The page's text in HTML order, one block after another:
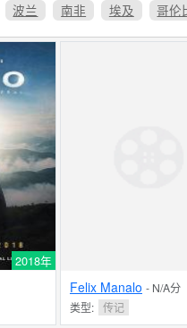
波兰 南非 埃及 哥伦
2018年
Felix Manalo - N/A分
类型: 传记